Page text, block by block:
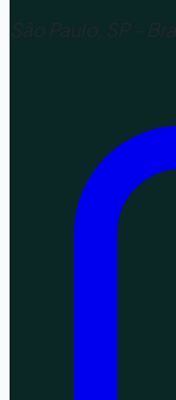
São Paulo, SP -